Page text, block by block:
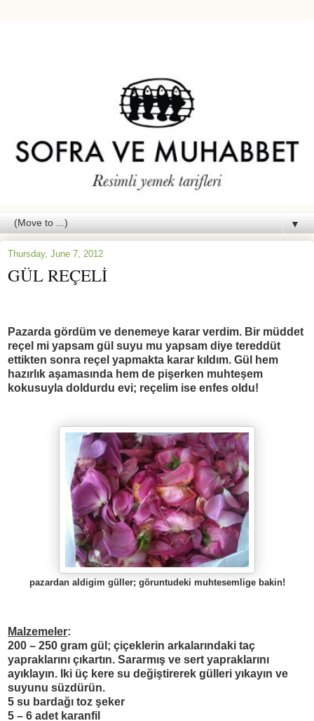
▼
Thursday, June 7, 2012
GÜL REÇELİ
Pazarda gördüm ve denemeye karar verdim. Bir müddet
reçel mi yapsam gül suyu mu yapsam diye tereddüt
ettikten sonra reçel yapmakta karar kıldım. Gül hem
hazırlık aşamasında hem de pişerken muhteşem
kokusuyla doldurdu evi; reçelim ise enfes oldu!
pazardan aldigim güller; göruntudeki muhtesemlige bakin!
Malzemeler:
200 – 250 gram gül; çiçeklerin arkalarındaki taç
yapraklarını çıkartın. Sararmış ve sert yapraklarını
ayıklayın. Iki üç kere su değiştirerek gülleri yıkayın ve
suyunu süzdürün.
5 su bardağı toz şeker
5 – 6 adet karanfil